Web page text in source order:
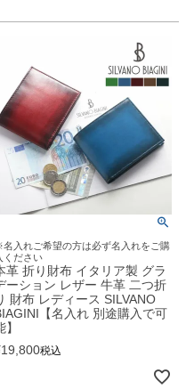
入れご希望の方は必ず名入れをご購
ください
革 折り財布 イタリア製 グラ
ーション レザー 牛革 二つ折
財布 レディース SILVANO
【名入れ 別途購入で可
】
19,800税込